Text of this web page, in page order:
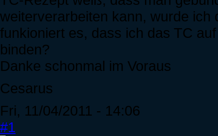
weiterverarbeiten kann, wurde ich
funkioniert es, dass ich das TC
binden?
Danke schonmal im Voraus
Cesarus
Fri, 11/04/2011 - 14:06
#1